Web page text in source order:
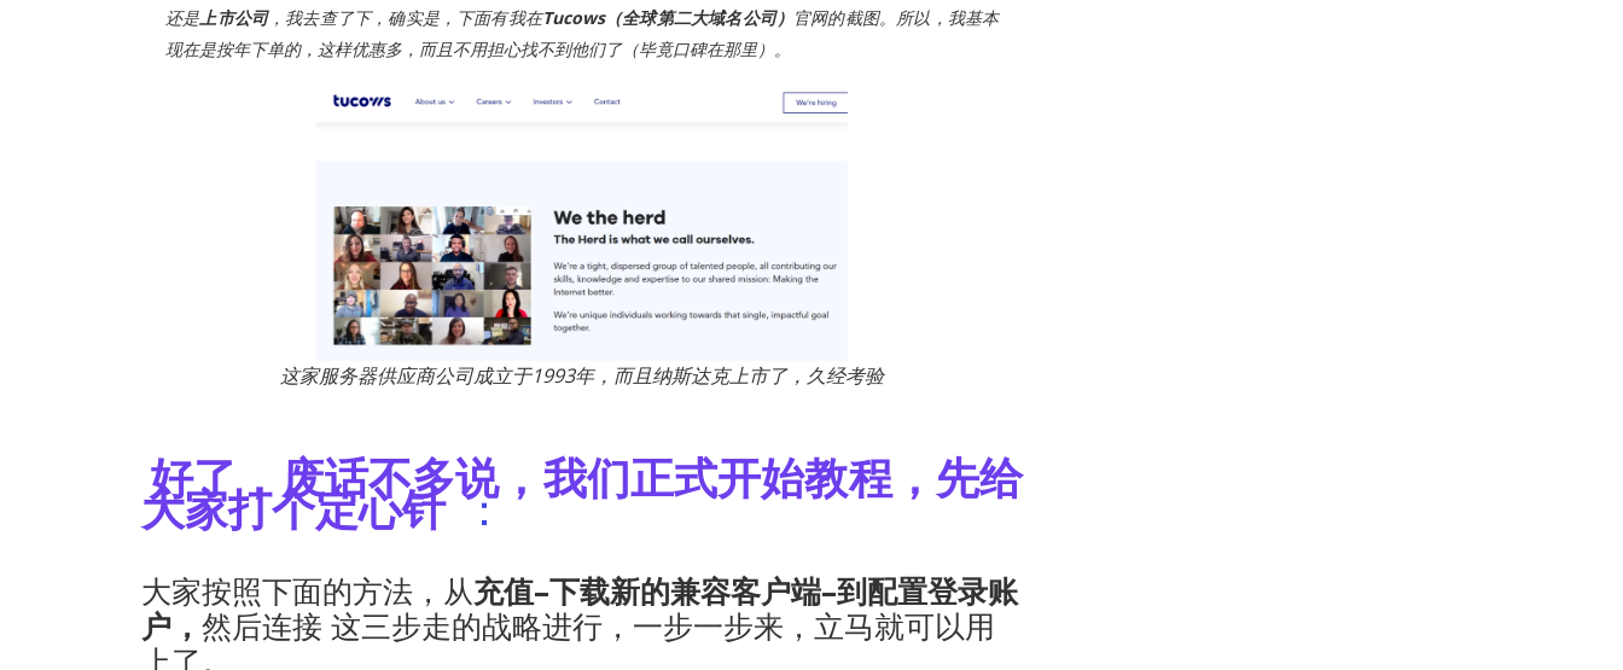
还是上市公司，我去查了下，确实是，下面有我在Tucows（全球第二大域名公司） 官网的截图。所以，我基本
现在是按年下单的，这样优惠多，而且不用担心找不到他们了（毕竟口碑在那里）。
这家服务器供应商公司成立于1993年，而且纳斯达克上市了，久经考验
好了，废话不多说，我们正式开始教程，先给
大家打个定心针 ：
大家按照下面的方法，从充值–下载新的兼容客户端–到配置登录账
户， 然后连接 这三步走的战略进行，一步一步来，立马就可以用
上了。